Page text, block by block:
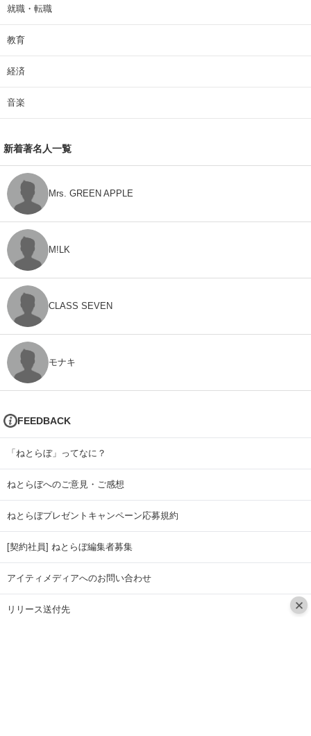
就職・転職
教育
経済
音楽
新着著名人一覧
Mrs. GREEN APPLE
M!LK
CLASS SEVEN
モナキ
FEEDBACK
「ねとらぼ」ってなに？
ねとらぼへのご意見・ご感想
ねとらぼプレゼントキャンペーン応募規約
[契約社員] ねとらぼ編集者募集
アイティメディアへのお問い合わせ
リリース送付先